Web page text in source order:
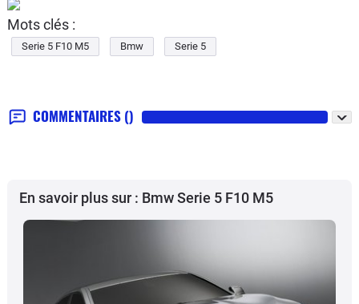
Mots clés :
Serie 5 F10 M5 Bmw Serie 5
COMMENTAIRES ()
En savoir plus sur : Bmw Serie 5 F10 M5